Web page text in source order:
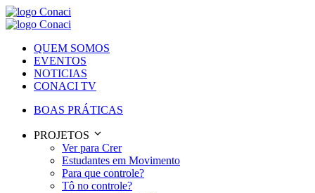
QUEM SOMOS
EVENTOS
NOTICIAS
CONACI TV
BOAS PRÁTICAS
PROJETOS
Ver para Crer
Estudantes em Movimento
Para que controle?
Tô no controle?